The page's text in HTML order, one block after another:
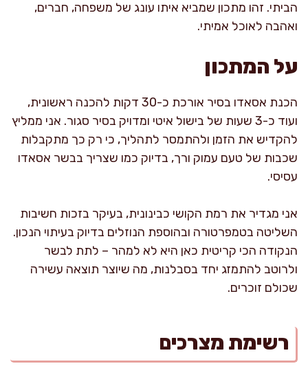
הביתי. זהו מתכון שמביא איתו עונג של משפחה, חברים,
ואהבה לאוכל אמיתי.
על המתכון
הכנת אסאדו בסיר אורכת כ-30 דקות להכנה ראשונית,
ועוד כ-3 שעות של בישול איטי ומדויק בסיר סגור. אני ממליץ
להקדיש את הזמן ולהתמסר לתהליך, כי רק כך מתקבלות
שכבות של טעם עמוק ורך, בדיוק כמו שצריך בבשר אסאדו
עסיסי.
אני מגדיר את רמת הקושי כבינונית, בעיקר בזכות חשיבות
השליטה בטמפרטורה ובהוספת הנוזלים בדיוק בעיתוי הנכון.
הנקודה הכי קריטית כאן היא לא למהר – לתת לבשר
ולרוטב להתמזג יחד בסבלנות, מה שיוצר תוצאה עשירה
שכולם זוכרים.
רשימת מצרכים